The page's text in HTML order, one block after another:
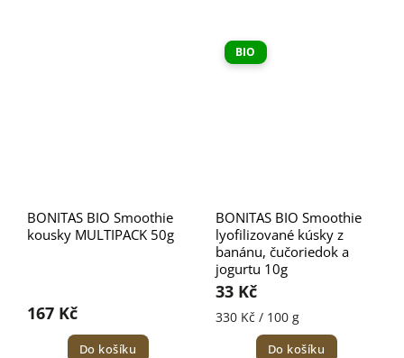
BONITAS BIO Smoothie
kousky MULTIPACK 50g
167 Kč
Do košíku
BIO
BONITAS BIO Smoothie
lyofilizované kúsky z
banánu, čučoriedok a
jogurtu 10g
33 Kč
330 Kč / 100 g
Do košíku